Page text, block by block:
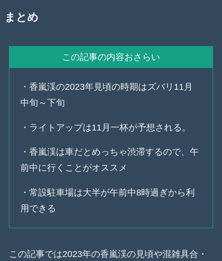
まとめ
この記事の内容おさらい
・香嵐渓の2023年見頃の時期はズバリ11月
中旬～下旬
・ライトアップは11月一杯が予想される。
・香嵐渓は車だとめっちゃ渋滞するので、午
前中に行くことがオススメ
・常設駐車場は大半が午前中8時過ぎから利
用できる
この記事では2023年の香嵐渓の見頃や混雑具合・